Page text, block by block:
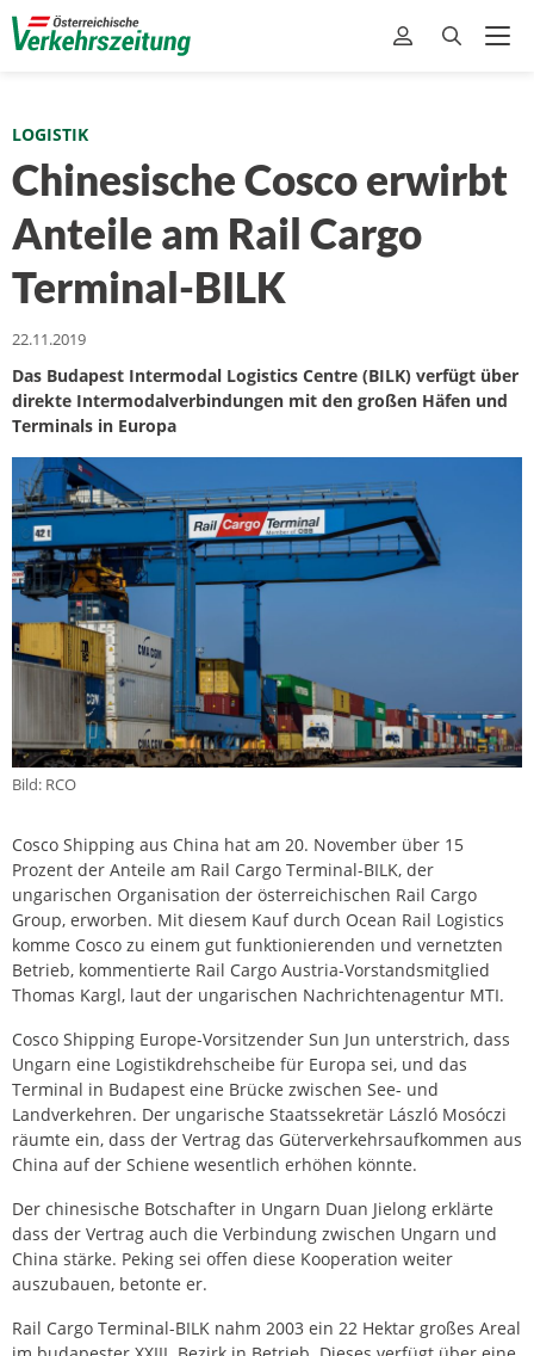
LOGISTIK
Chinesische Cosco erwirbt
Anteile am Rail Cargo
Terminal-BILK
22.11.2019
Das Budapest Intermodal Logistics Centre (BILK) verfügt über
direkte Intermodalverbindungen mit den großen Häfen und
Terminals in Europa
Bild: RCO
Cosco Shipping aus China hat am 20. November über 15
Prozent der Anteile am Rail Cargo Terminal-BILK, der
ungarischen Organisation der österreichischen Rail Cargo
Group, erworben. Mit diesem Kauf durch Ocean Rail Logistics
komme Cosco zu einem gut funktionierenden und vernetzten
Betrieb, kommentierte Rail Cargo Austria-Vorstandsmitglied
Thomas Kargl, laut der ungarischen Nachrichtenagentur MTI.
Cosco Shipping Europe-Vorsitzender Sun Jun unterstrich, dass
Ungarn eine Logistikdrehscheibe für Europa sei, und das
Terminal in Budapest eine Brücke zwischen See- und
Landverkehren. Der ungarische Staatssekretär László Mosóczi
räumte ein, dass der Vertrag das Güterverkehrsaufkommen aus
China auf der Schiene wesentlich erhöhen könnte.
Der chinesische Botschafter in Ungarn Duan Jielong erklärte
dass der Vertrag auch die Verbindung zwischen Ungarn und
China stärke. Peking sei offen diese Kooperation weiter
auszubauen, betonte er.
Rail Cargo Terminal-BILK nahm 2003 ein 22 Hektar großes Areal